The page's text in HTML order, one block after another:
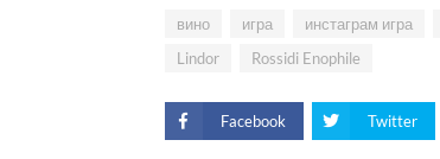
вино игра инстаграм игра
Lindor
Rossidi Enophile
Facebook Twitter